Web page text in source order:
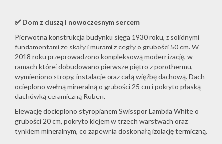
✅ Dom z duszą i nowoczesnym sercem
Pierwotna konstrukcja budynku sięga 1930 roku, z solidnymi
fundamentami ze skały i murami z cegły o grubości 50 cm. W
2018 roku przeprowadzono kompleksową modernizację, w
ramach której dobudowano pierwsze piętro z porothermu,
wymieniono stropy, instalacje oraz całą więźbę dachową. Dach
ocieplono wełną mineralną o grubości 25 cm i pokryto płaską
dachówką ceramiczną Roben.
Elewację docieplono styropianem Swisspor Lambda White o
grubości 20 cm, pokryto klejem w trzech warstwach oraz
tynkiem mineralnym, co zapewnia doskonałą izolację termiczną.